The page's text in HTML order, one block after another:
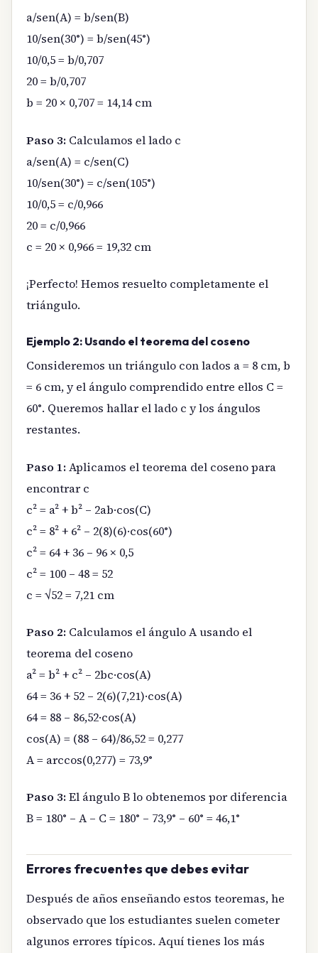
a/sen(A) = b/sen(B)
10/sen(30°) = b/sen(45°)
10/0,5 = b/0,707
20 = b/0,707
b = 20 × 0,707 = 14,14 cm
Paso 3: Calculamos el lado c
a/sen(A) = c/sen(C)
10/sen(30°) = c/sen(105°)
10/0,5 = c/0,966
20 = c/0,966
c = 20 × 0,966 = 19,32 cm
¡Perfecto! Hemos resuelto completamente el
triángulo.
Ejemplo 2: Usando el teorema del coseno
Consideremos un triángulo con lados a = 8 cm, b
= 6 cm, y el ángulo comprendido entre ellos C =
60°. Queremos hallar el lado c y los ángulos
restantes.
Paso 1:Aplicamos el teorema del coseno para
encontrar c
c² = a² + b² – 2ab·cos(C)
c² = 8² + 6² – 2(8)(6)·cos(60°)
c² = 64 + 36 – 96 × 0,5
c² = 100 – 48 = 52
c = √52 = 7,21 cm
Paso 2: Calculamos el ángulo A usando el
teorema del coseno
a² = b² + c² – 2bc·cos(A)
64 = 36 + 52 – 2(6)(7,21)·cos(A)
64 = 88 – 86,52·cos(A)
cos(A) = (88 – 64)/86,52 = 0,277
A = arccos(0,277) = 73,9°
Paso 3:El ángulo B lo obtenemos por diferencia
B = 180° – A – C = 180° – 73,9° – 60° = 46,1°
Errores frecuentes que debes evitar
Después de años enseñando estos teoremas, he
observado que los estudiantes suelen cometer
algunos errores típicos. Aquí tienes los más